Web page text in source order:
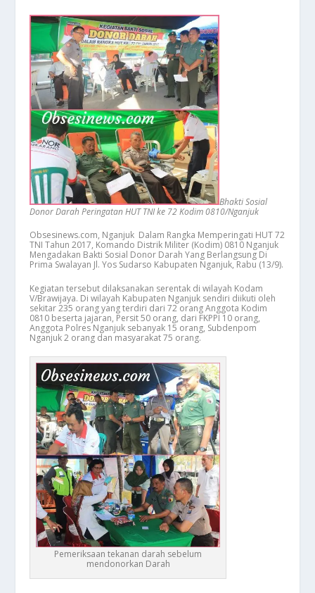
Bhakti Sosial
Donor Darah Peringatan HUT TNI ke 72 Kodim 0810/Nganjuk
Obsesinews.com, Nganjuk Dalam Rangka Memperingati HUT 72
TNI Tahun 2017, Komando Distrik Militer (Kodim) 0810 Nganjuk
Mengadakan Bakti Sosial Donor Darah Yang Berlangsung Di
Prima Swalayan Jl. Yos Sudarso Kabupaten Nganjuk, Rabu (13/9).
Kegiatan tersebut dilaksanakan serentak di wilayah Kodam
V/Brawijaya. Di wilayah Kabupaten Nganjuk sendiri diikuti oleh
sekitar 235 orang yang terdiri dari 72 orang Anggota Kodim
0810 beserta jajaran, Persit 50 orang, dari FKPPI 10 orang,
Anggota Polres Nganjuk sebanyak 15 orang, Subdenpom
Nganjuk 2 orang dan masyarakat 75 orang.
Pemeriksaan tekanan darah sebelum
mendonorkan Darah